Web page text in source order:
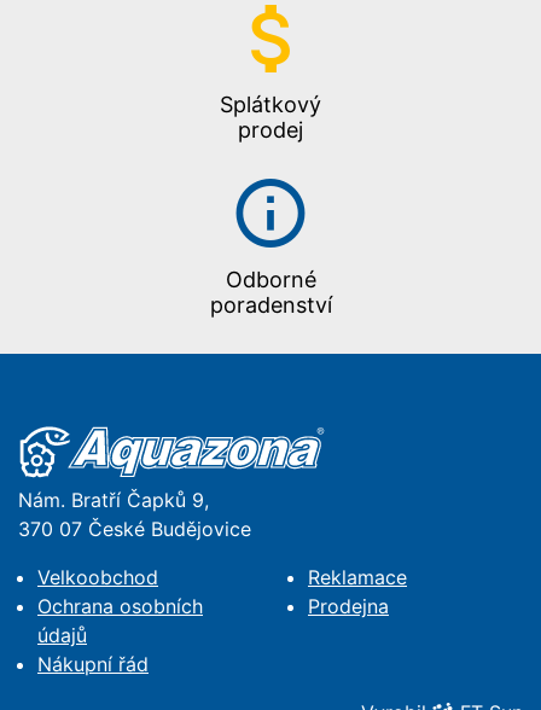
Splátkový
prodej
Odborné
poradenství
Nám. Bratří Čapků 9,
370 07 České Budějovice
Velkoobchod
Ochrana osobních
údajů
Nákupní řád
Reklamace
Prodejna